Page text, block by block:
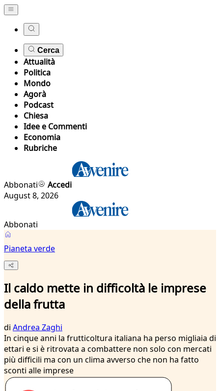
Cerca
Attualità
Politica
Mondo
Agorà
Podcast
Chiesa
Idee e Commenti
Economia
Rubriche
Abbonati
Accedi
August 8, 2026
Abbonati
Pianeta verde
Il caldo mette in difficoltà le imprese
della frutta
di Andrea Zaghi
In cinque anni la frutticoltura italiana ha perso migliaia di
ettari e si è ritrovata a combattere non solo con mercati
più difficili ma con un clima avverso che non ha fatto
sconti alle imprese